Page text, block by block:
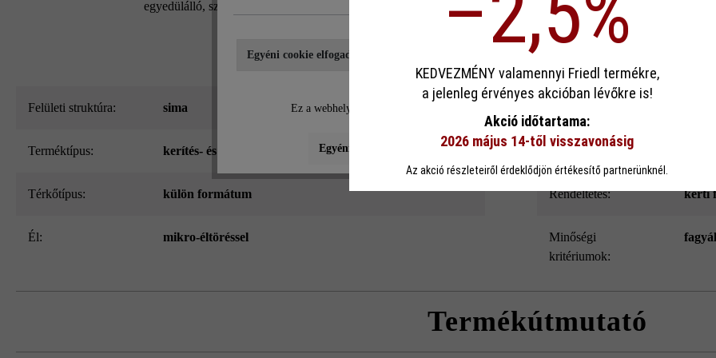
egyedülálló, szabadalmaztatott kőrendszernek köszönhető. Emellett a Modulus Pur kerítés- és falazókő speciális
és belső oldala.
Felületi struktúra: sima
Terméktípus: kerítés- és falazókő Felületkialakítás:
Térkőtípus: külön formátum Rendeltetés: kerti
él: mikro-éltöréssel
Minőségi
kritériumok:
Termékútmutató
Egyéni cookie elfogadása
Ez a webhely cookie-kat használ, hogy a lehető legjobb funkcionalitást kínálja Önnek...
Egyéni beállítások Csak funkcionális cookie elfogadása Minden cookie
KEDVEZMÉNY valamennyi Friedl termékre,
a jelenleg érvényes akcióban lévőkre is!
Akció időtartama:
2026 május 14-től visszavonásig
Az akció részleteiről érdeklődjön értékesítő partnerünknél.